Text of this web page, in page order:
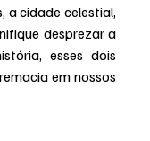
a cidade celestial,
desprezar a
esses dois
em nossos